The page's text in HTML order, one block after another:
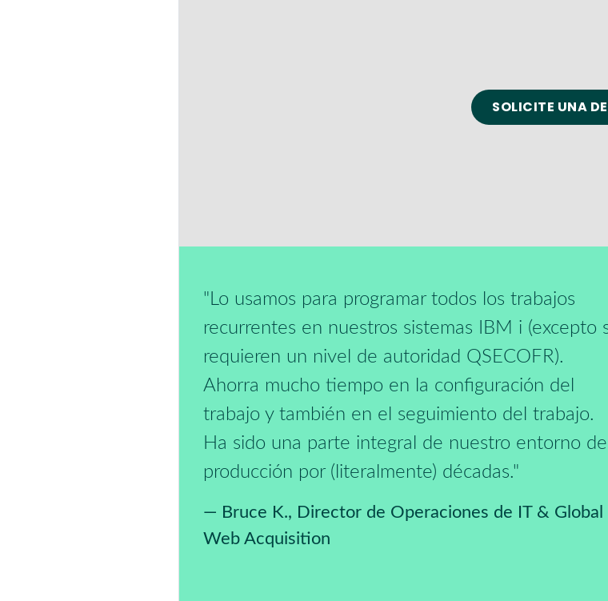
SOLICITE UNA
Text
"Lo usamos para programar todos los trabajos
recurrentes en nuestros sistemas IBM i (excepto
requieren un nivel de autoridad QSECOFR).
Ahorra mucho tiempo en la configuración del
trabajo y también en el seguimiento del trabajo.
Ha sido una parte integral de nuestro entorno de
producción por (literalmente) décadas."
— Bruce K., Director de Operaciones de IT & Global
Web Acquisition